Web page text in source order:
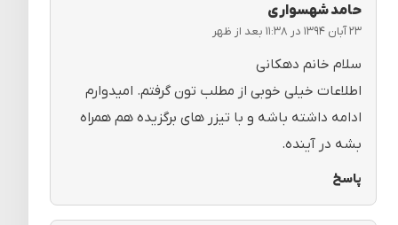
حامد شهسواری
۲۳ آبان ۱۳۹۴ در ۱۱:۳۸ بعد از ظهر
سلام خانم دهکانی
اطلاعات خیلی خوبی از مطلب تون گرفتم. امیدوارم
ادامه داشته باشه و با تیزر های برگزیده هم همراه
بشه در آینده.
پاسخ